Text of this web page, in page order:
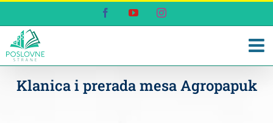
content
FacebookYouTubeInstagram
Klanica i prerada mesa Agropapuk